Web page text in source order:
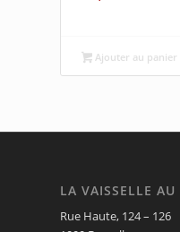
Ajouter au panier
LA VAISSELLE AU
Rue Haute, 124 – 126